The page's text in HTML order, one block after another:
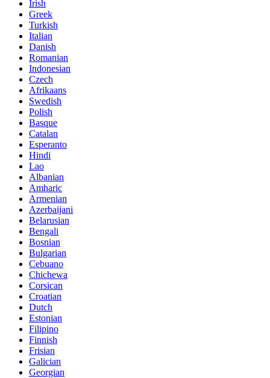
Irish
Greek
Turkish
Italian
Danish
Romanian
Indonesian
Czech
Afrikaans
Swedish
Polish
Basque
Catalan
Esperanto
Hindi
Lao
Albanian
Amharic
Armenian
Azerbaijani
Belarusian
Bengali
Bosnian
Bulgarian
Cebuano
Chichewa
Corsican
Croatian
Dutch
Estonian
Filipino
Finnish
Frisian
Galician
Georgian